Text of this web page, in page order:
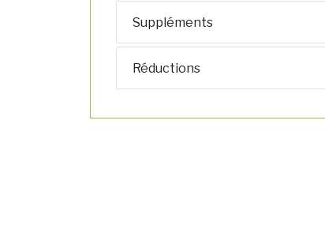
Suppléments
Réductions